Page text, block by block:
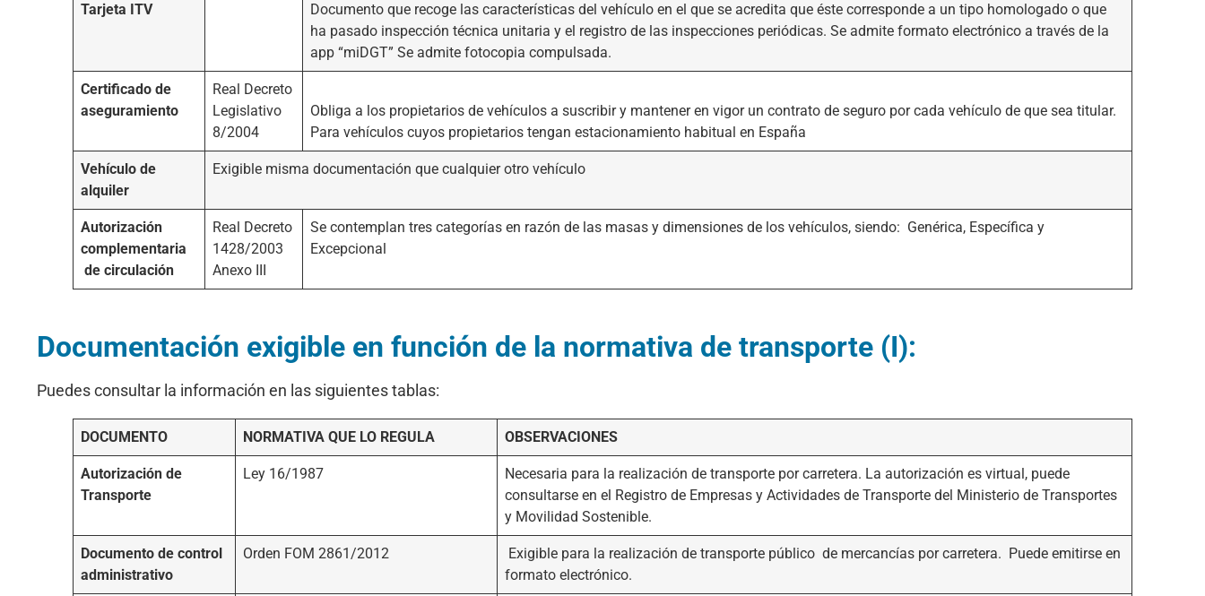
Tarjeta ITV
Documento que recoge las características del vehículo en el que se acredita que éste corresponde a un tipo homologado o que
ha pasado inspección técnica unitaria y el registro de las inspecciones periódicas. Se admite formato electrónico a través de la
app “miDGT” Se admite fotocopia compulsada.
Certificado de
aseguramiento
Real Decreto
Legislativo
8/2004
Obliga a los propietarios de vehículos a suscribir y mantener en vigor un contrato de seguro por cada vehículo de que sea titular.
Para vehículos cuyos propietarios tengan estacionamiento habitual en España
Vehículo de
alquiler
Exigible misma documentación que cualquier otro vehículo
Autorización
complementaria
de circulación
Real Decreto
1428/2003
Anexo III
Se contemplan tres categorías en razón de las masas y dimensiones de los vehículos, siendo: Genérica, Específica y
Excepcional
Documentación exigible en función de la normativa de transporte (I):
Puedes consultar la información en las siguientes tablas:
DOCUMENTO NORMATIVA QUE LO REGULA OBSERVACIONES
Autorización de
Transporte
Ley 16/1987
Necesaria para la realización de transporte por carretera. La autorización es virtual, puede
consultarse en el Registro de Empresas y Actividades de Transporte del Ministerio de Transportes
y Movilidad Sostenible.
Documento de control
administrativo
Orden FOM 2861/2012
Exigible para la realización de transporte público de mercancías por carretera. Puede emitirse en
formato electrónico.